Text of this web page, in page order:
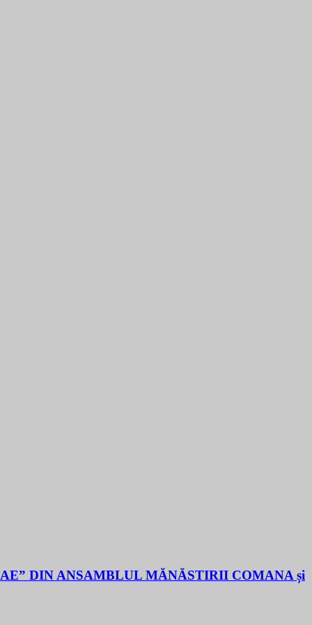
DIN ANSAMBLUL MĂNĂSTIRII COMANA și